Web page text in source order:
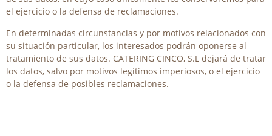
el ejercicio o la defensa de reclamaciones.
En determinadas circunstancias y por motivos relacionados con
su situación particular, los interesados podrán oponerse al
tratamiento de sus datos. CATERING CINCO, S.L dejará de tratar
los datos, salvo por motivos legítimos imperiosos, o el ejercicio
o la defensa de posibles reclamaciones.